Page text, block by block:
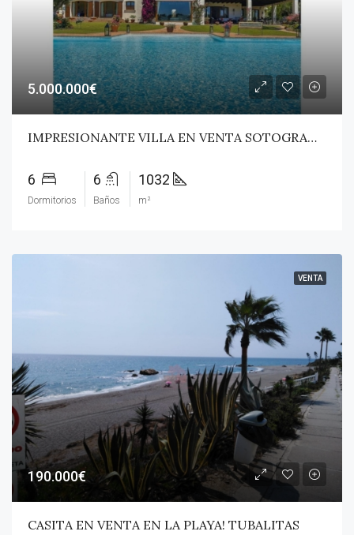
5.000.000€
IMPRESIONANTE VILLA EN VENTA SOTOGRANDE!
6
Dormitorios
6
Baños
1032
m²
VENTA
190.000€
CASITA EN VENTA EN LA PLAYA! TUBALITAS